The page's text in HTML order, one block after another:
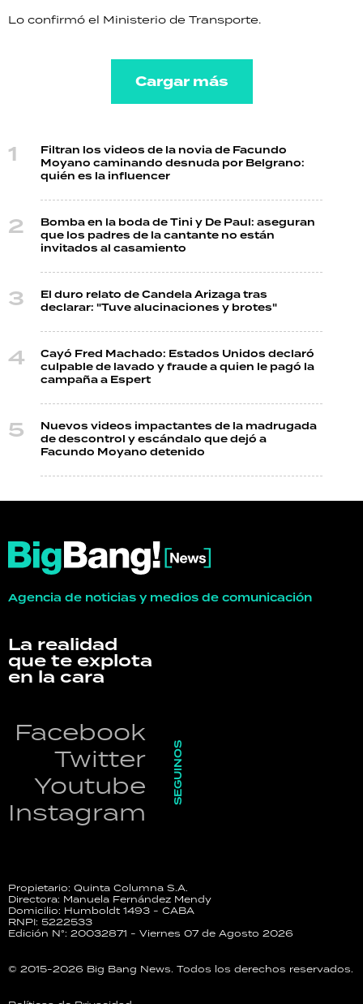
Lo confirmó el Ministerio de Transporte.
Cargar más
Filtran los videos de la novia de Facundo
Moyano caminando desnuda por Belgrano:
quién es la influencer
Bomba en la boda de Tini y De Paul: aseguran
que los padres de la cantante no están
invitados al casamiento
El duro relato de Candela Arizaga tras
declarar: "Tuve alucinaciones y brotes"
Cayó Fred Machado: Estados Unidos declaró
culpable de lavado y fraude a quien le pagó la
campaña a Espert
Nuevos videos impactantes de la madrugada
de descontrol y escándalo que dejó a
Facundo Moyano detenido
Agencia de noticias y medios de comunicación
La realidad
que te explota
en la cara
Facebook
Twitter
Youtube
Instagram
SEGUINOS
Propietario: Quinta Columna S.A.
Directora: Manuela Fernández Mendy
Domicilio: Humboldt 1493 - CABA
RNPI: 5222533
Edición N°: 20032871 - Viernes 07 de Agosto 2026
© 2015-2026 Big Bang News. Todos los derechos reservados.